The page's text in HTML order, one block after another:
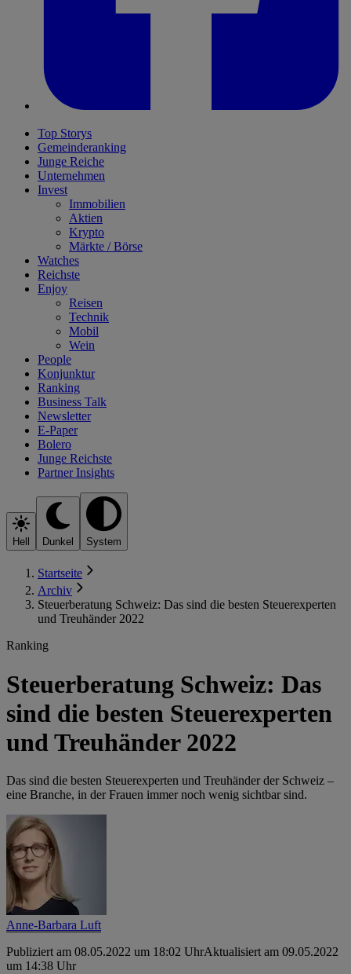
Top Storys
Gemeinderanking
Junge Reiche
Unternehmen
Invest
Immobilien
Aktien
Krypto
Märkte / Börse
Watches
Reichste
Enjoy
Reisen
Technik
Mobil
Wein
People
Konjunktur
Ranking
Business Talk
Newsletter
E-Paper
Bolero
Junge Reichste
Partner Insights
Hell Dunkel System
Startseite
Archiv
Steuerberatung Schweiz: Das sind die besten Steuerexperten
und Treuhänder 2022
Ranking
Steuerberatung Schweiz: Das
sind die besten Steuerexperten
und Treuhänder 2022
Das sind die besten Steuerexperten und ­Treuhänder der Schweiz –
eine Branche, in der Frauen immer noch wenig sichtbar sind.
Anne-Barbara Luft
Publiziert am 08.05.2022 um 18:02 UhrAktualisiert am 09.05.2022
um 14:38 Uhr